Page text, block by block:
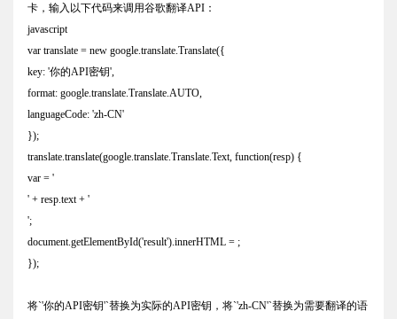
卡，输入以下代码来调用谷歌翻译API：
javascript
var translate = new google.translate.Translate({
key: '你的API密钥',
format: google.translate.Translate.AUTO,
languageCode: 'zh-CN'
});
translate.translate(google.translate.Translate.Text, function(resp) {
var = '
' + resp.text + '
';
document.getElementById('result').innerHTML = ;
});
将`'你的API密钥'`替换为实际的API密钥，将`'zh-CN'`替换为需要翻译的语